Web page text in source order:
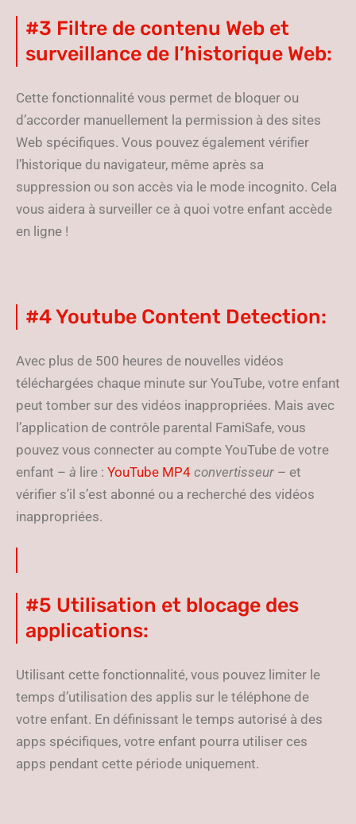
#3 Filtre de contenu Web et
surveillance de l’historique Web:
Cette fonctionnalité vous permet de bloquer ou
d’accorder manuellement la permission à des sites
Web spécifiques. Vous pouvez également vérifier
l’historique du navigateur, même après sa
suppression ou son accès via le mode incognito. Cela
vous aidera à surveiller ce à quoi votre enfant accède
en ligne !
#4 Youtube Content Detection:
Avec plus de 500 heures de nouvelles vidéos
téléchargées chaque minute sur YouTube, votre enfant
peut tomber sur des vidéos inappropriées. Mais avec
l’application de contrôle parental FamiSafe, vous
pouvez vous connecter au compte YouTube de votre
enfant – à lire : YouTube MP4 convertisseur – et
vérifier s’il s’est abonné ou a recherché des vidéos
inappropriées.
#5 Utilisation et blocage des
applications:
Utilisant cette fonctionnalité, vous pouvez limiter le
temps d’utilisation des applis sur le téléphone de
votre enfant. En définissant le temps autorisé à des
apps spécifiques, votre enfant pourra utiliser ces
apps pendant cette période uniquement.